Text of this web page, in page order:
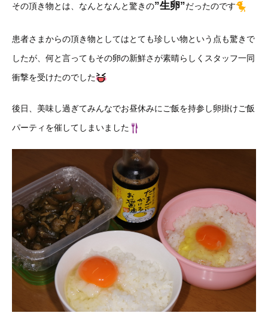
その頂き物とは、なんとなんと驚きの”生卵”だったのです
患者さまからの頂き物としてはとても珍しい物という点も驚きで
したが、何と言ってもその卵の新鮮さが素晴らしくスタッフ一同
衝撃を受けたのでした
後日、美味し過ぎてみんなでお昼休みにご飯を持参し卵掛けご飯
パーティを催してしまいました